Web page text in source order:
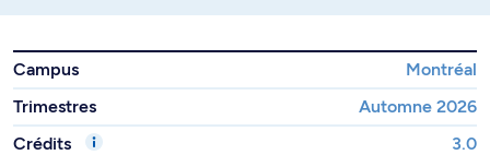
Campus
Montréal
Trimestres
Automne 2026
Crédits
3.0